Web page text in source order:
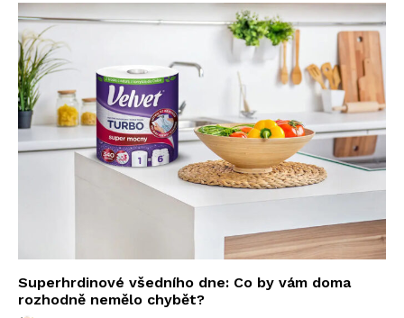
Superhrdinové všedního dne: Co by vám doma
rozhodně nemělo chybět?